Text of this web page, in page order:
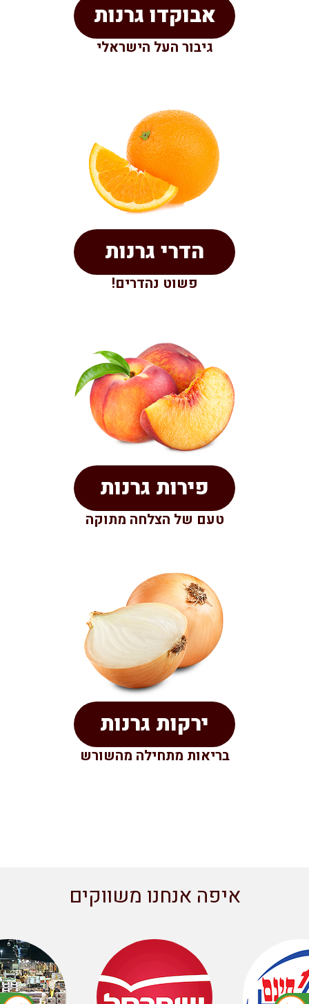
גיבור העל הישראלי
אבוקדו גרנות
פשוט נהדרים!
הדרי גרנות
טעם של הצלחה מתוקה
פירות גרנות
בריאות מתחילה מהשורש
ירקות גרנות
איפה אנחנו משווקים